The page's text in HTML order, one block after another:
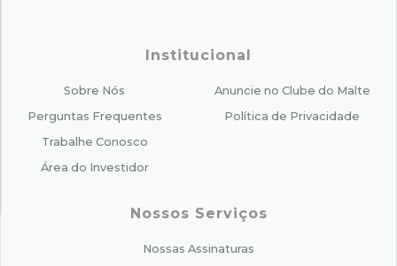
Institucional
Sobre Nós
Perguntas Frequentes
Trabalhe Conosco
Área do Investidor
Anuncie no Clube do Malte
Política de Privacidade
Nossos Serviços
Nossas Assinaturas